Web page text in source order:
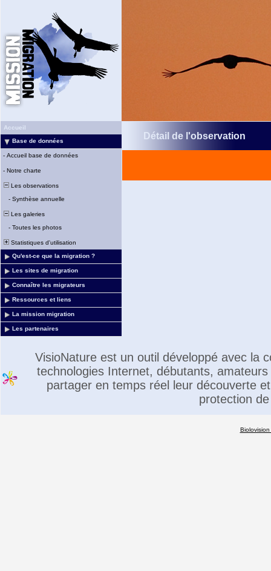
Accueil
Base de données
- Accueil base de données
- Notre charte
Les observations
- Synthèse annuelle
Les galeries
- Toutes les photos
Statistiques d'utilisation
Qu'est-ce que la migration ?
Les sites de migration
Connaître les migrateurs
Ressources et liens
La mission migration
Les partenaires
Détail de l'observation
VisioNature est un outil développé avec la
technologies Internet, débutants,
partager en temps réel leur découverte
protection
Biolovision